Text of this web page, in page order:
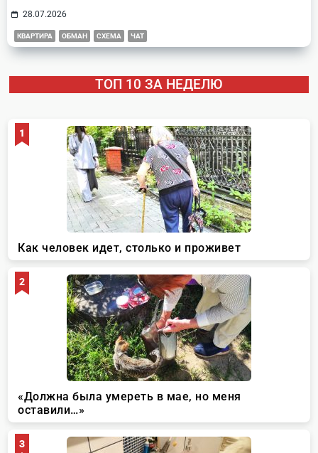
28.07.2026
КВАРТИРА ОБМАН СХЕМА ЧАТ
ТОП 10 ЗА НЕДЕЛЮ